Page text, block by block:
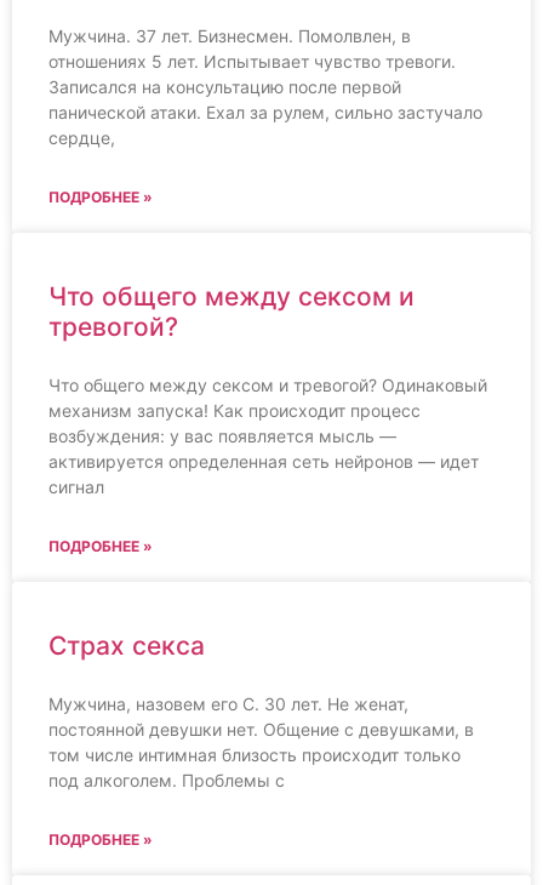
Мужчина. 37 лет. Бизнесмен. Помолвлен, в
отношениях 5 лет. Испытывает чувство тревоги.
Записался на консультацию после первой
панической атаки. Ехал за рулем, сильно застучало
сердце,
ПОДРОБНЕЕ »
Что общего между сексом и
тревогой?
Что общего между сексом и тревогой? Одинаковый
механизм запуска! Как происходит процесс
возбуждения: у вас появляется мысль —
активируется определенная сеть нейронов — идет
сигнал
ПОДРОБНЕЕ »
Страх секса
Мужчина, назовем его С. 30 лет. Не женат,
постоянной девушки нет. Общение с девушками, в
том числе интимная близость происходит только
под алкоголем. Проблемы с
ПОДРОБНЕЕ »